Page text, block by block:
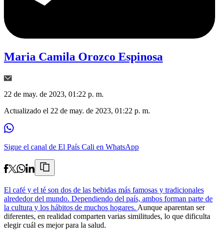
Maria Camila Orozco Espinosa
22 de may. de 2023, 01:22 p. m.
Actualizado el 22 de may. de 2023, 01:22 p. m.
Sigue el canal de El País Cali en WhatsApp
El café y el té son dos de las bebidas más famosas y tradicionales
alrededor del mundo. Dependiendo del país, ambos forman parte de
la cultura y los hábitos de muchos hogares. Aunque aparentan ser
diferentes, en realidad comparten varias similitudes, lo que dificulta
elegir cuál es mejor para la salud.